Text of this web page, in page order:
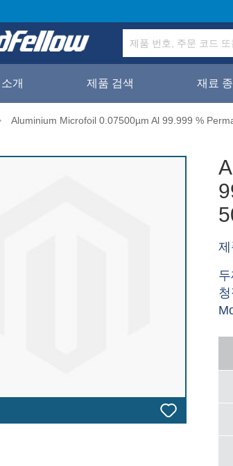
개 제품 검색 재료
Aluminium Microfoil 0.07500µm Al 99.999 %